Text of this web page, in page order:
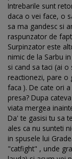
Intrebarile sunt
daca o vei face, o
sa ma gandesc si
raspunzator de
Surpinzator este
nimic de la Sarbu
si cand sa taci (ai
reactionezi, pare o
faca ). De cate ori
presa? Dupa
viata mergea
Da' te gasisi tu sa
ales ca nu sunteti
in spusele lui
"catfight" , unde